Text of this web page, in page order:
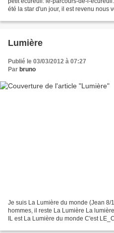
été la star d'un jour, il est revenu nous
Lumière
Publié le 03/03/2012 à 07:27
Par bruno
Je suis La Lumière du monde (Jean 8/
hommes, il reste La Lumière La
IL est La Lumière du monde C'est